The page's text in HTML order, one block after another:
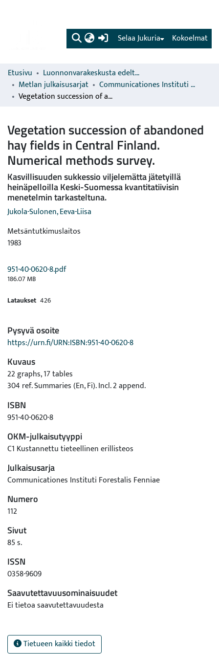
(current) Kokoelmat
Selaa Jukuria
Etusivu
Luonnonvarakeskusta edeltävien organisaatioiden sarjat
Metlan julkaisusarjat
Communicationes Instituti Forestalis Fenniae
Vegetation succession of abandoned hay fields in Central Finland. Numerical methods survey.
Vegetation succession of abandoned
hay fields in Central Finland.
Numerical methods survey.
Kasvillisuuden sukkessio viljelemätta jätetyillä
heinäpelloilla Keski-Suomessa kvantitatiivisin
menetelmin tarkasteltuna.
Jukola-Sulonen, Eeva-Liisa
Metsäntutkimuslaitos
1983
951-40-0620-8.pdf
186.07 MB
Lataukset 426
Pysyvä osoite
https://urn.fi/URN:ISBN:951-40-0620-8
Kuvaus
22 graphs, 17 tables
304 ref. Summaries (En, Fi). Incl. 2 append.
ISBN
951-40-0620-8
OKM-julkaisutyyppi
C1 Kustannettu tieteellinen erillisteos
Julkaisusarja
Communicationes Instituti Forestalis Fenniae
Numero
112
Sivut
85 s.
ISSN
0358-9609
Saavutettavuusominaisuudet
Ei tietoa saavutettavuudesta
Tietueen kaikki tiedot